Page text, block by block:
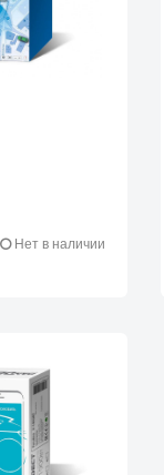
Нет в наличии